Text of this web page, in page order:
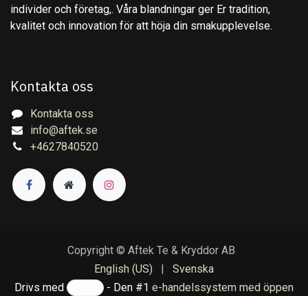
individer och företag,. Våra blandningar ger Er tradition,
kvalitet och innovation för att höja din smakupplevelse.
Kontakta oss
Kontakta oss
info@aftek.se
+4627840520
Copyright © Aftek Te & Kryddor AB
English (US)
|
Svenska
Drivs med
- Den #1e-handelssystem med öppen